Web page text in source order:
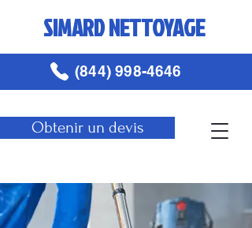
SIMARD NETTOYAGE
Obtenir un devis
(844) 998-4646